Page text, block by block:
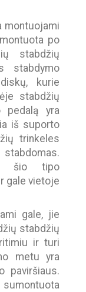
montuojami
po
stabdžių
stabdymo
kurie
stabdžių
pedalą yra
iš suporto
trinkeles
šio tipo
gale vietoje
gale, jie
stabdžių
ir turi
metu yra
paviršiaus.
sumontuota